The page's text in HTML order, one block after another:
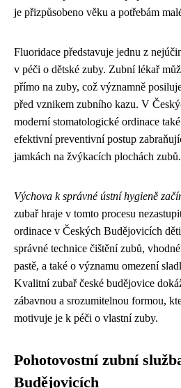
je přizpůsobeno věku a potřebám
Fluoridace představuje jednu z
v péči o dětské zuby. Zubní lékař
přímo na zuby, což významně
před vznikem zubního kazu. V
moderní stomatologické ordinace
efektivní preventivní postup
jamkách na žvýkacích plochách zubů.
Výchova k správné ústní hygieně
zubař hraje v tomto procesu
ordinace v Českých Budějovicích
správné technice čištění zubů,
pastě, a také o významu omezení
Kvalitní zubař české budějovice
zábavnou a srozumitelnou formou,
motivuje je k péči o vlastní zuby.
Pohotovostní zubní
Budějovicích